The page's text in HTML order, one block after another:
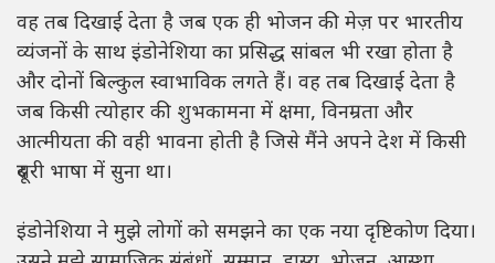
वह तब दिखाई देता है जब एक ही भोजन की मेज़ पर भारतीय
व्यंजनों के साथ इंडोनेशिया का प्रसिद्ध सांबल भी रखा होता है
और दोनों बिल्कुल स्वाभाविक लगते हैं। वह तब दिखाई देता है
जब किसी त्योहार की शुभकामना में क्षमा, विनम्रता और
आत्मीयता की वही भावना होती है जिसे मैंने अपने देश में किसी
दूसरी भाषा में सुना था।
इंडोनेशिया ने मुझे लोगों को समझने का एक नया दृष्टिकोण दिया।